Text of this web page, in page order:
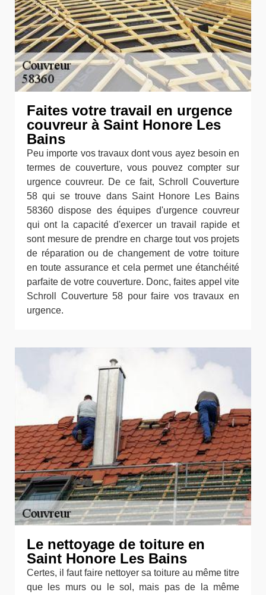
Faites votre travail en urgence
couvreur à Saint Honore Les
Bains
Peu importe vos travaux dont vous ayez besoin en
termes de couverture, vous pouvez compter sur
urgence couvreur. De ce fait, Schroll Couverture
58 qui se trouve dans Saint Honore Les Bains
58360 dispose des équipes d'urgence couvreur
qui ont la capacité d'exercer un travail rapide et
sont mesure de prendre en charge tout vos projets
de réparation ou de changement de votre toiture
en toute assurance et cela permet une étanchéité
parfaite de votre couverture. Donc, faites appel vite
Schroll Couverture 58 pour faire vos travaux en
urgence.
Le nettoyage de toiture en
Saint Honore Les Bains
Certes, il faut faire nettoyer sa toiture au même titre
que les murs ou le sol, mais pas de la même